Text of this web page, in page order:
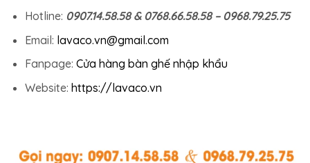
Hotline: 0907.14.58.58 & 0768.66.58.58 – 0968.79.25.75
Email: lavaco.vn@gmail.com
Fanpage: Cửa hàng bàn ghế nhập khẩu
Website: https://lavaco.vn